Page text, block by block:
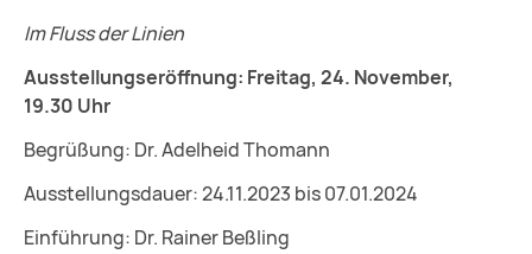
Im Fluss der Linien
Ausstellungseröffnung: Freitag, 24. November,
19.30 Uhr
Begrüßung: Dr. Adelheid Thomann
Ausstellungsdauer: 24.11.2023 bis 07.01.2024
Einführung: Dr. Rainer Beßling